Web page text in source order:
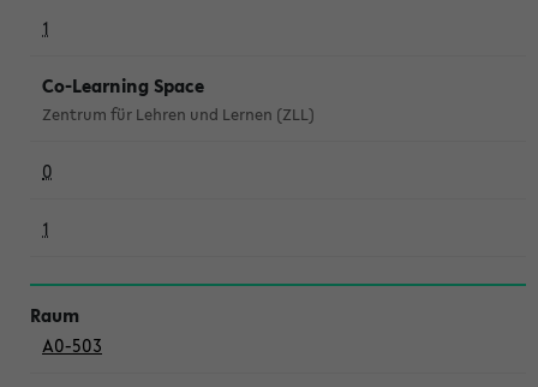
1
Co-Learning Space
Zentrum für Lehren und Lernen (ZLL)
0
1
A0-503